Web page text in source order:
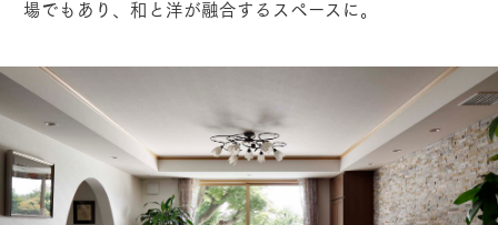
場でもあり、和と洋が融合するスペースに。